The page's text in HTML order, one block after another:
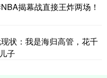
揭幕战直接王炸两场！
状：我是海归高管，花千
子